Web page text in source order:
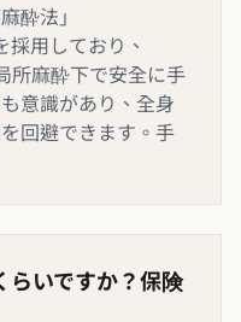
酔法」
採用しており、
所麻酔下で安全に手
意識があり、全身
回避できます。手
らいですか？保険